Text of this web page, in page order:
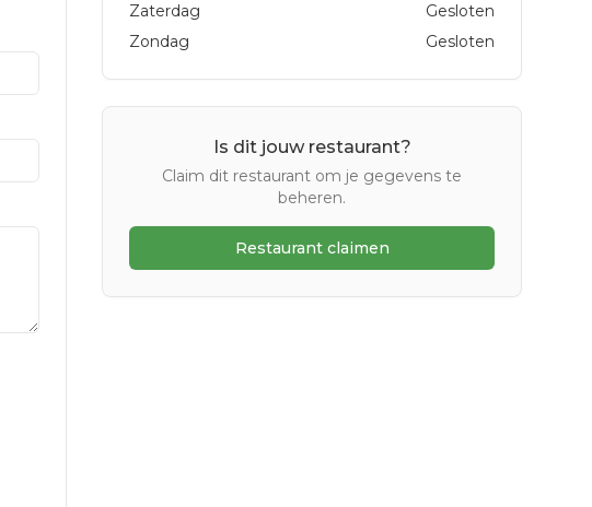
Zaterdag
Gesloten
Zondag
Gesloten
Is dit jouw restaurant?
Claim dit restaurant om je gegevens te
beheren.
Restaurant claimen